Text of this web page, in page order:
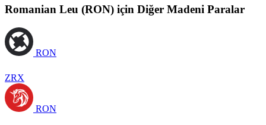
Romanian Leu (RON) için Diğer Madeni Paralar
RON
ZRX
RON